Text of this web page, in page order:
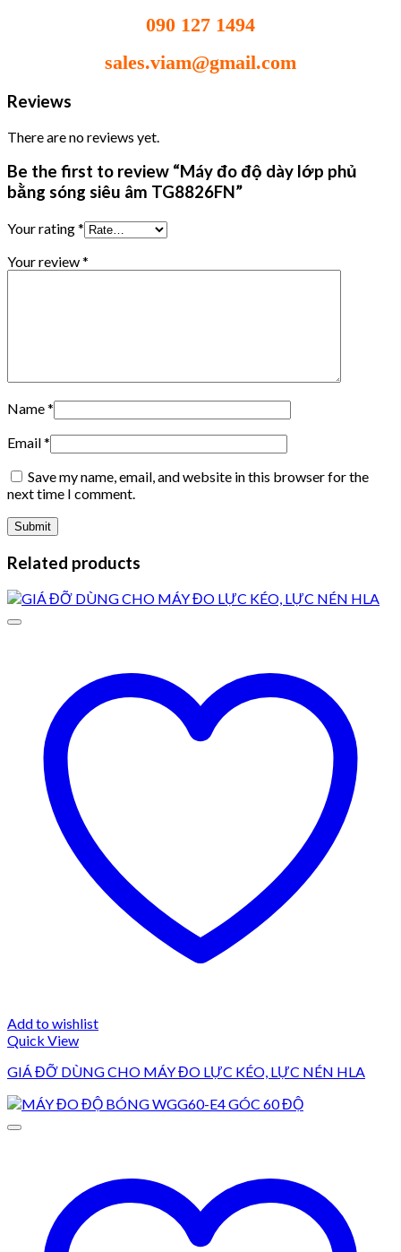
090 127 1494
sales.viam@gmail.com
Reviews
There are no reviews yet.
Be the first to review “Máy đo độ dày lớp phủ
bằng sóng siêu âm TG8826FN”
Your rating*
Your review*
Name*
Email*
Save my name, email, and website in this browser for the
next time I comment.
Related products
Add to wishlist
Quick View
GIÁ ĐỠ DÙNG CHO MÁY ĐO LỰC KÉO, LỰC NÉN HLA